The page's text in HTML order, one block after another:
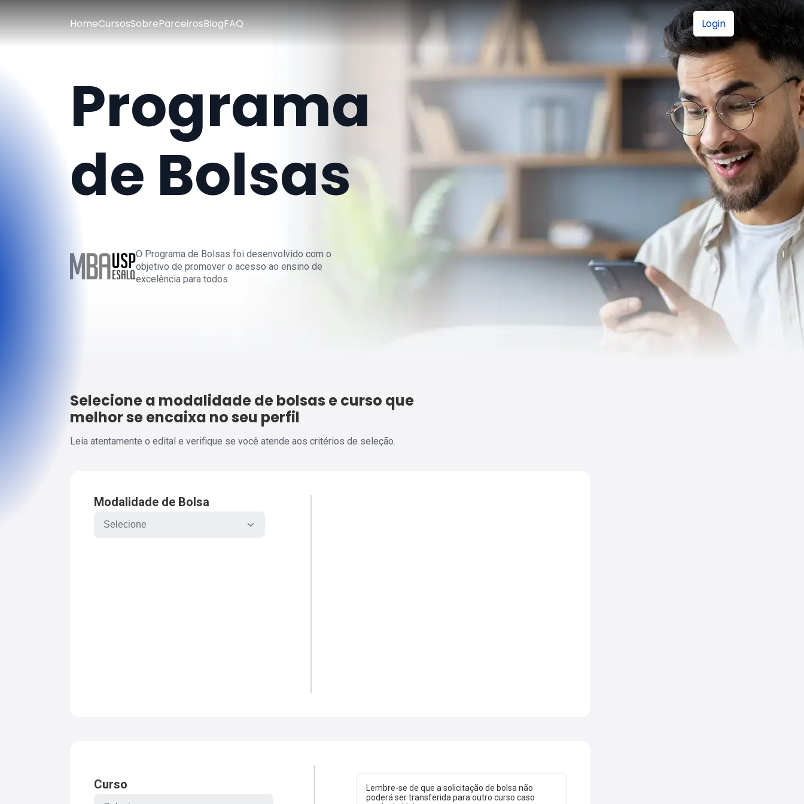
HomeCursosSobreParceirosBlogFAQ Login
Programa
de Bolsas
O Programa de Bolsas foi desenvolvido com o
objetivo de promover o acesso ao ensino de
excelência para todos.
Selecione a modalidade de bolsas e curso que
melhor se encaixa no seu perfil
Leia atentamente o edital e verifique se você atende aos critérios de seleção.
Modalidade de Bolsa
Curso
Lembre-se de que a solicitação de bolsa não
poderá ser transferida para outro curso caso